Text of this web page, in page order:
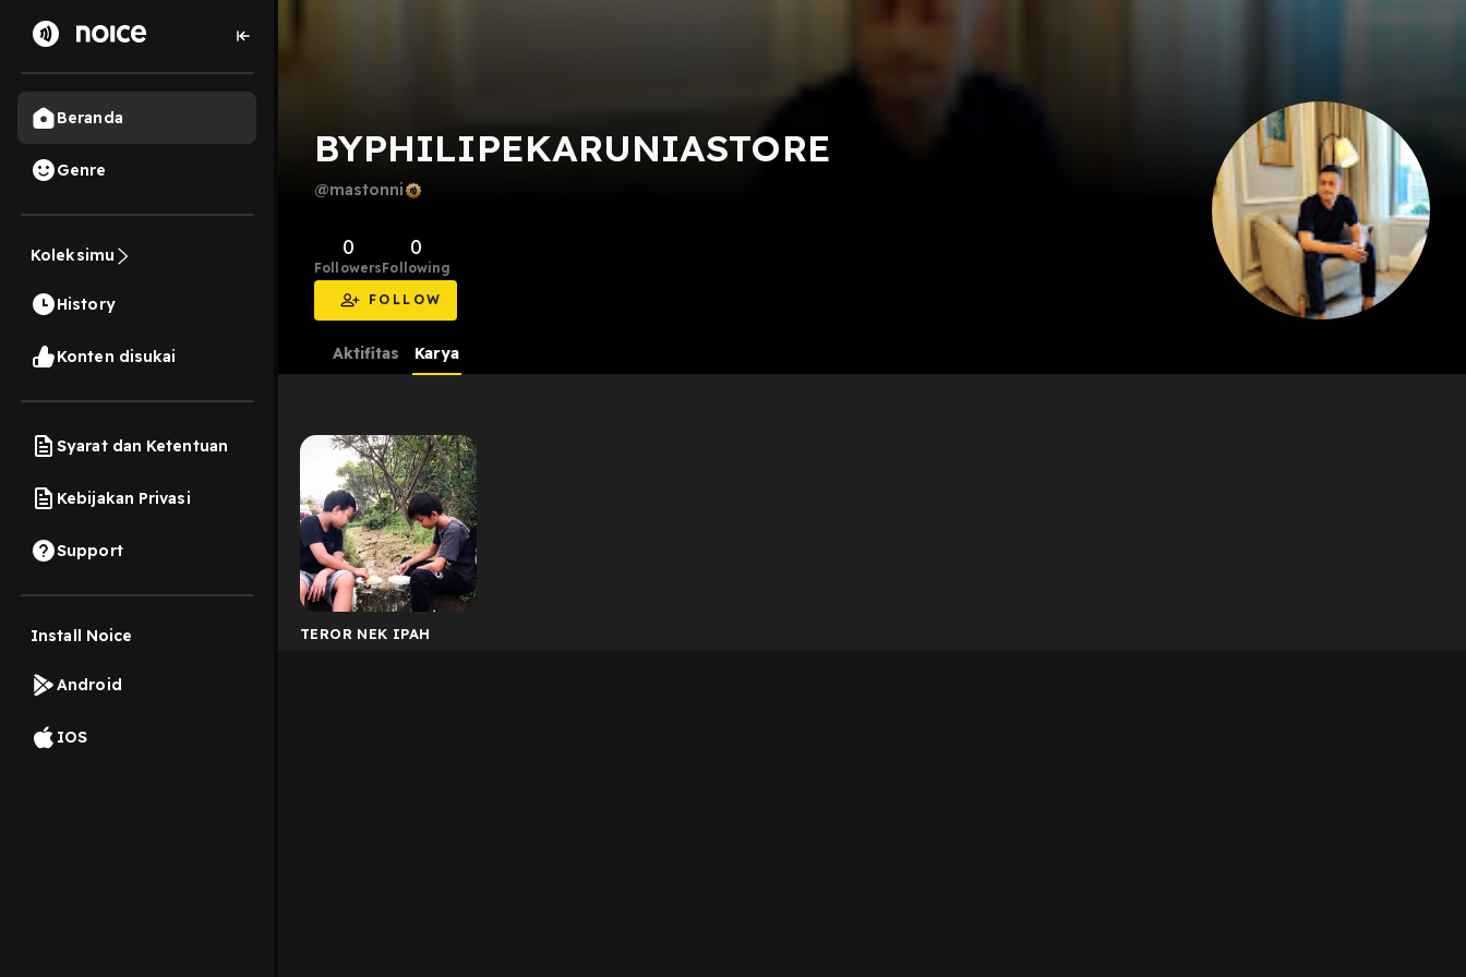
Beranda
Genre
Koleksimu
History
Konten disukai
Syarat dan Ketentuan
Kebijakan Privasi
Support
Install Noice
Android
IOS
BYPHILIPEKARUNIASTORE
@mastonni
0
Followers
0
Following
FOLLOW
Aktifitas Karya
TEROR NEK IPAH